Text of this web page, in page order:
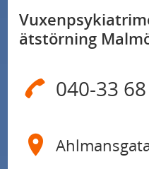
ätstörning
040-33